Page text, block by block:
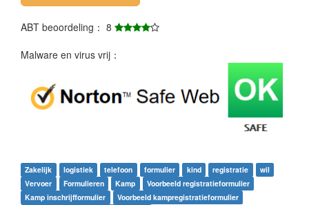
ABT beoordeling： 8
Malware en virus vrij：
Zakelijk logistiek telefoon formulier kind registratie
wil
Vervoer
Formulieren Kamp
Voorbeeld registratieformulier
Kamp inschrijfformulier
Voorbeeld kampregistratieformulier